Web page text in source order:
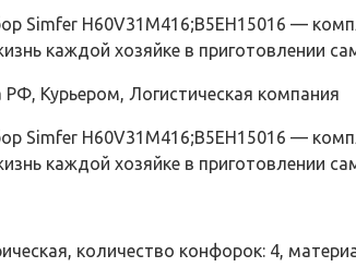
Simfer H60V31M416;B5EH15016 —
каждой хозяйке в приготовлении
Курьером, Логистическая компания
Simfer H60V31M416;B5EH15016 —
каждой хозяйке в приготовлении
количество конфорок: 4,